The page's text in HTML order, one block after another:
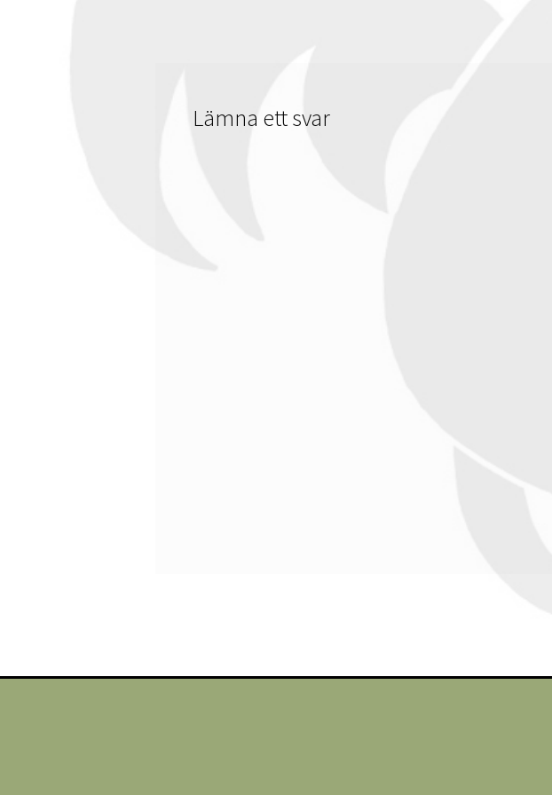
Lämna ett svar